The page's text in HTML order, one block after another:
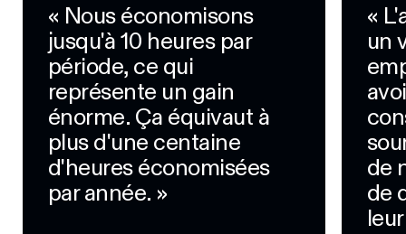
« Nous économisons
jusqu'à 10 heures par
période, ce qui
représente un gain
énorme. Ça équivaut à
plus d'une centaine
d'heures économisées
par année. »
«
un
de
de